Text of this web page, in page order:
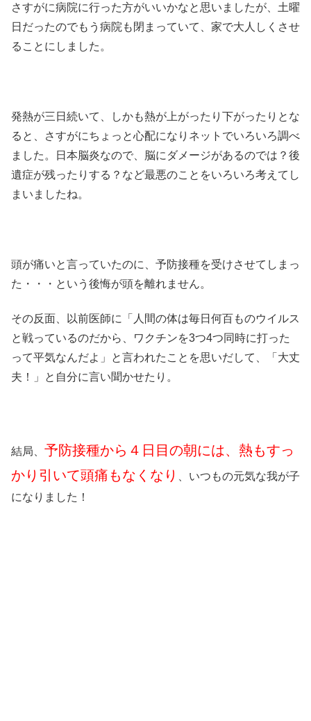
さすがに病院に行った方がいいかなと思いましたが、土曜
日だったのでもう病院も閉まっていて、家で大人しくさせ
ることにしました。
発熱が三日続いて、しかも熱が上がったり下がったりとな
ると、さすがにちょっと心配になりネットでいろいろ調べ
ました。日本脳炎なので、脳にダメージがあるのでは？後
遺症が残ったりする？など最悪のことをいろいろ考えてし
まいましたね。
頭が痛いと言っていたのに、予防接種を受けさせてしまっ
た・・・という後悔が頭を離れません。
その反面、以前医師に「人間の体は毎日何百ものウイルス
と戦っているのだから、ワクチンを3つ4つ同時に打った
って平気なんだよ」と言われたことを思いだして、「大丈
夫！」と自分に言い聞かせたり。
結局、 予防接種から４日目の朝には、熱もすっ
かり引いて頭痛もなくなり
、いつもの元気な我が子
になりました！